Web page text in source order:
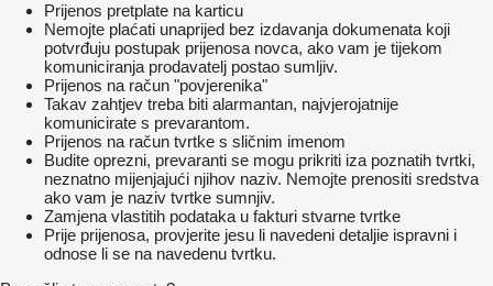
Prijenos pretplate na karticu
Nemojte plaćati unaprijed bez izdavanja dokumenata koji
potvrđuju postupak prijenosa novca, ako vam je tijekom
komuniciranja prodavatelj postao sumljiv.
Prijenos na račun "povjerenika"
Takav zahtjev treba biti alarmantan, najvjerojatnije
komunicirate s prevarantom.
Prijenos na račun tvrtke s sličnim imenom
Budite oprezni, prevaranti se mogu prikriti iza poznatih tvrtki,
neznatno mijenjajući njihov naziv. Nemojte prenositi sredstva
ako vam je naziv tvrtke sumnjiv.
Zamjena vlastitih podataka u fakturi stvarne tvrtke
Prije prijenosa, provjerite jesu li navedeni detaljie ispravni i
odnose li se na navedenu tvrtku.